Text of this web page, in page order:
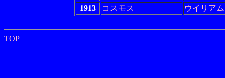
1913
コスモス ウイリアム
TOP